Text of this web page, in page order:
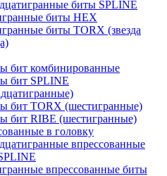
биты SPLINE
биты HEX
биты TORX (звезда
бит комбинированные
бит SPLINE
бит TORX (шестигранные)
бит RIBE (шестигранные)
в головку
впрессованные
впрессованные биты